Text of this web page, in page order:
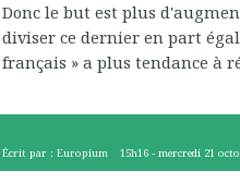
Donc le but est plus
diviser ce dernier en part
français » a plus tendance à
Écrit par : Europium 15h16 -mercredi 21